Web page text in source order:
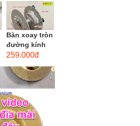
đường kính...
Bàn xoay tròn
đường kính
22cm bằng
259.000đ